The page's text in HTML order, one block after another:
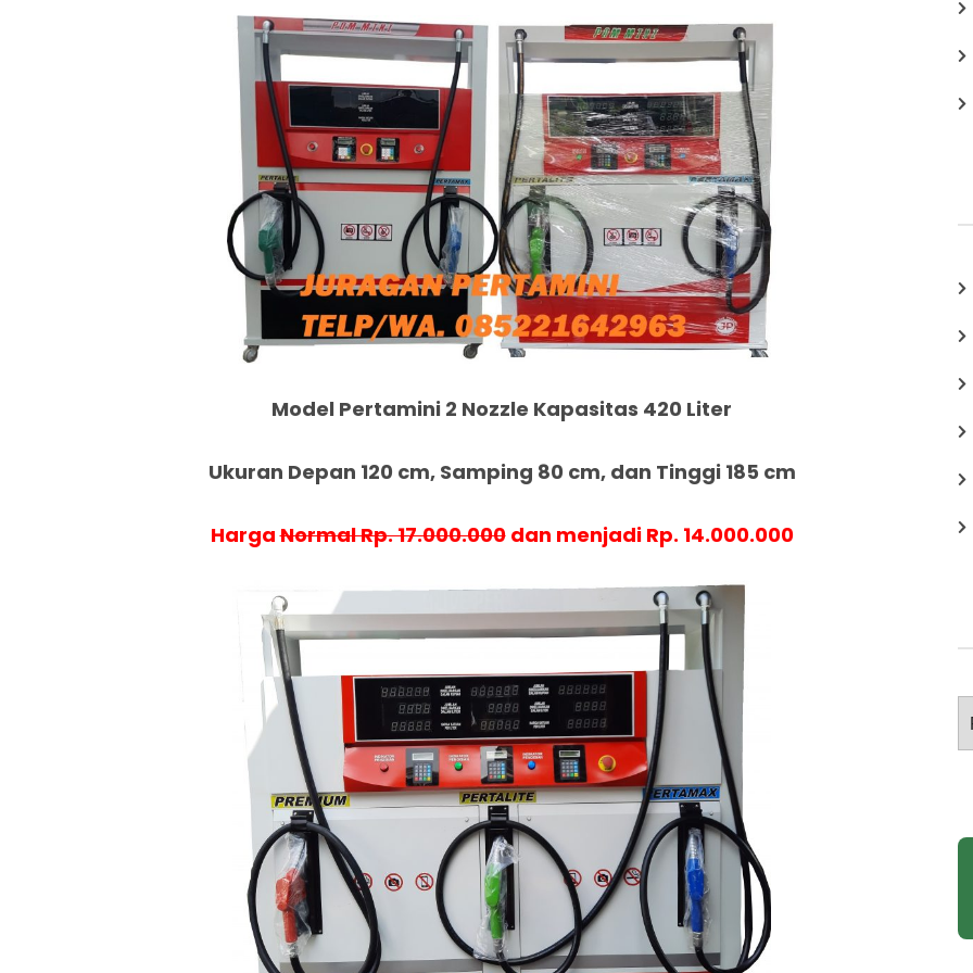
Model Pertamini 2 Nozzle Kapasitas 420 Liter
Ukuran Depan 120 cm, Samping 80 cm, dan Tinggi 185 cm
HargaNormal Rp. 17.000.000dan menjadi Rp. 14.000.000